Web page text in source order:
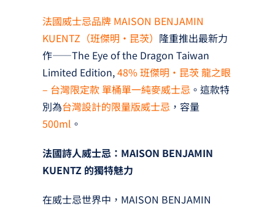
法國威士忌品牌 MAISON BENJAMIN
KUENTZ（班傑明‧昆茨） 隆重推出最新力
作——The Eye of the Dragon Taiwan
Limited Edition,48%班傑明‧昆茨 龍之眼
– 台灣限定款 單桶單一純麥威士忌 。這款特
別為台灣設計的限量版威士忌 ，容量
500ml 。
法國詩人威士忌：MAISON BENJAMIN
KUENTZ 的獨特魅力
在威士忌世界中，MAISON BENJAMIN